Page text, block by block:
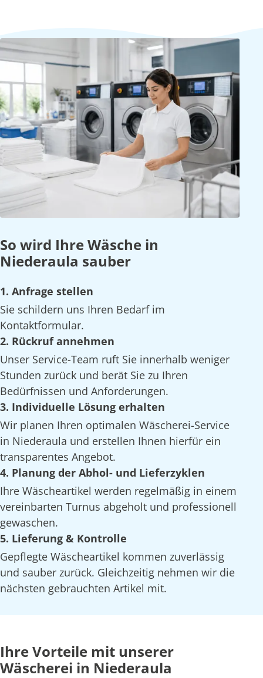
So wird Ihre Wäsche in
Niederaula sauber
1. Anfrage stellen
Sie schildern uns Ihren Bedarf im
Kontaktformular.
2. Rückruf annehmen
Unser Service-Team ruft Sie innerhalb weniger
Stunden zurück und berät Sie zu Ihren
Bedürfnissen und Anforderungen.
3. Individuelle Lösung erhalten
Wir planen Ihren optimalen Wäscherei-Service
in Niederaula und erstellen Ihnen hierfür ein
transparentes Angebot.
4. Planung der Abhol- und Lieferzyklen
Ihre Wäscheartikel werden regelmäßig in einem
vereinbarten Turnus abgeholt und professionell
gewaschen.
5. Lieferung & Kontrolle
Gepflegte Wäscheartikel kommen zuverlässig
und sauber zurück. Gleichzeitig nehmen wir die
nächsten gebrauchten Artikel mit.
Ihre Vorteile mit unserer
Wäscherei in Niederaula